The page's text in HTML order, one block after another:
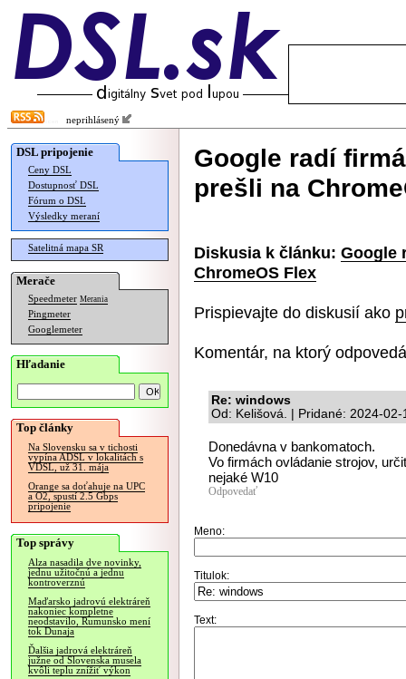
neprihlásený
DSL pripojenie
Ceny DSL
Dostupnosť DSL
Fórum o DSL
Výsledky meraní
Satelitná mapa SR
Merače
Speedmeter Merania
Pingmeter
Googlemeter
Hľadanie
Top články
Na Slovensku sa v tichosti
vypína ADSL v lokalitách s
VDSL, už 31. mája
Orange sa doťahuje na UPC
a O2, spustí 2.5 Gbps
pripojenie
Top správy
Alza nasadila dve novinky,
jednu užitočnú a jednu
kontroverznú
Maďarsko jadrovú elektráreň
nakoniec kompletne
neodstavilo, Rumunsko mení
tok Dunaja
Ďalšia jadrová elektráreň
južne od Slovenska musela
kvôli teplu znížiť výkon
Google radí
prešli na
Diskusia k článku: Google
ChromeOS Flex
Prispievajte do diskusií ako
Komentár, na ktorý
Re: windows
Od: Kelišová. | Pridané: 2024-02-
Donedávna v bankomatoch.
Vo firmách ovládanie strojov,
nejaké W10
Odpovedať
Meno:
Titulok:
Text: